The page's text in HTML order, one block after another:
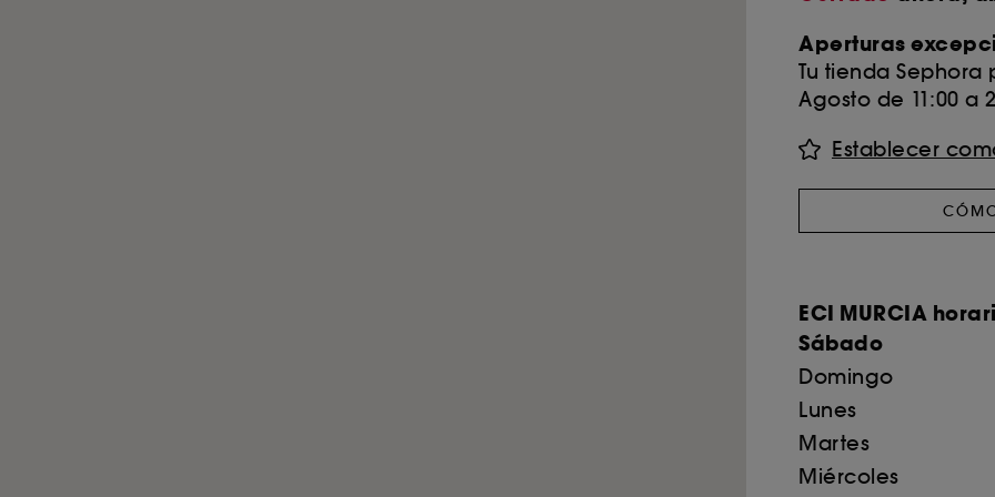
Aperturas
Tu tienda
Agosto de 11:00 a
Establecer
ECI MURCIA
Sábado
Domingo
Lunes
Martes
Miércoles